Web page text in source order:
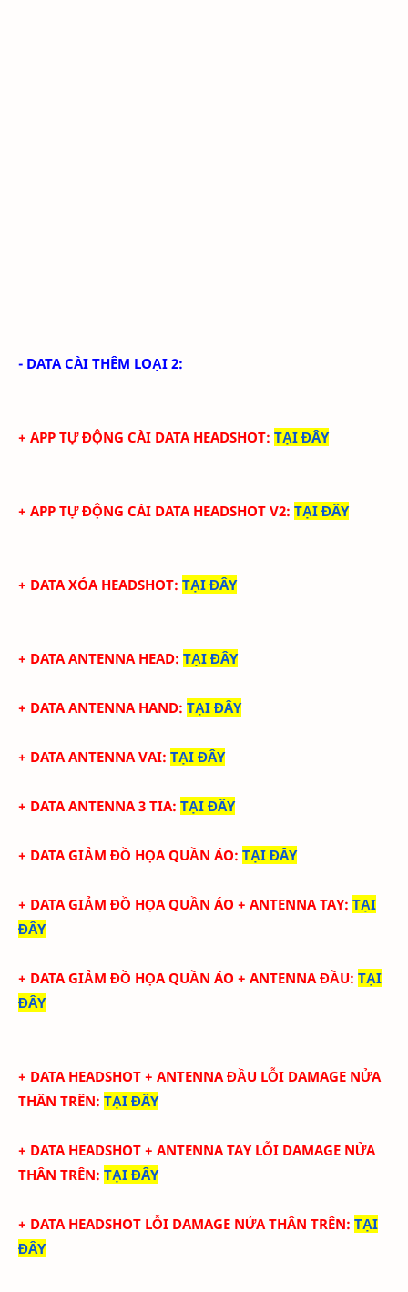
- DATA CÀI THÊM LOẠI 2:
+ APP TỰ ĐỘNG CÀI DATA HEADSHOT: TẠI ĐÂY
+ APP TỰ ĐỘNG CÀI DATA HEADSHOT V2: TẠI ĐÂY
+ DATA XÓA HEADSHOT: TẠI ĐÂY
+ DATA ANTENNA HEAD: TẠI ĐÂY
+ DATA ANTENNA HAND: TẠI ĐÂY
+ DATA ANTENNA VAI: TẠI ĐÂY
+ DATA ANTENNA 3 TIA: TẠI ĐÂY
+ DATA GIẢM ĐỒ HỌA QUẦN ÁO: TẠI ĐÂY
+ DATAGIẢM ĐỒ HỌA QUẦN ÁO + ANTENNA TAY: TẠI
ĐÂY
+ DATAGIẢM ĐỒ HỌA QUẦN ÁO + ANTENNA ĐẦU: TẠI
ĐÂY
+ DATA HEADSHOT + ANTENNA ĐẦU LỖI DAMAGE NỬA
THÂN TRÊN: TẠI ĐÂY
+ DATA HEADSHOT + ANTENNA TAY LỖI DAMAGE NỬA
THÂN TRÊN: TẠI ĐÂY
+ DATA HEADSHOT LỖI DAMAGE NỬA THÂN TRÊN: TẠI
ĐÂY